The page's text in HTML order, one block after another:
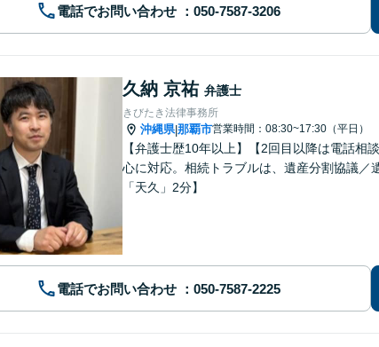
電話でお問い合わせ
久納 京祐 弁護士
きびたき法律事務所
沖縄県|那覇市営業時間：08:30~17:30（平日）
【弁護士歴10年以上】【2回目以降は電話
心に対応。相続トラブルは、遺産分割協議
「天久」2分】
電話でお問い合わせ